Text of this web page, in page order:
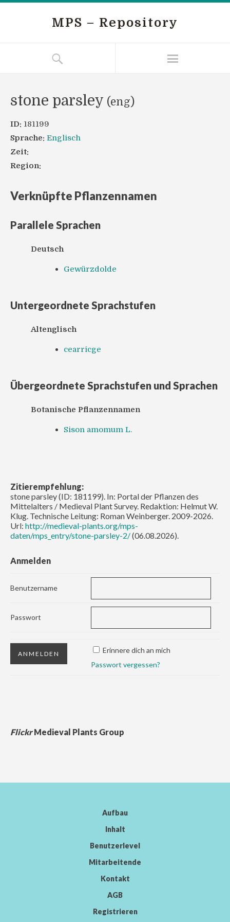
MPS – Repository
stone parsley (eng)
ID: 181199
Sprache: Englisch
Zeit:
Region:
Verknüpfte Pflanzennamen
Parallele Sprachen
Deutsch
Gewürzdolde
Untergeordnete Sprachstufen
Altenglisch
cearricge
Übergeordnete Sprachstufen und Sprachen
Botanische Pflanzennamen
Sison amomum L.
Zitierempfehlung:
stone parsley (ID: 181199). In: Portal der Pflanzen des
Mittelalters / Medieval Plant Survey. Redaktion: Helmut W.
Klug. Technische Leitung: Roman Weinberger. 2009-2026.
Url: http://medieval-plants.org/mps-
daten/mps_entry/stone-parsley-2/(06.08.2026).
Anmelden
Benutzername
Passwort
Erinnere dich an mich
Passwort vergessen?
FlickrMedieval Plants Group
Aufbau
Inhalt
Benutzerlevel
Mitarbeitende
Kontakt
AGB
Registrieren